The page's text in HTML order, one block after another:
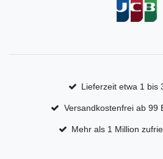
Lieferzeit etwa 1 bis
Versandkostenfrei ab 99
Mehr als 1 Million